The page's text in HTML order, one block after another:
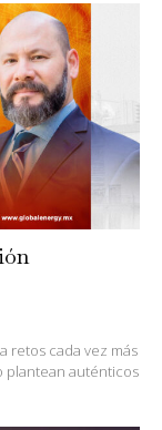
retos cada vez más
plantean auténticos